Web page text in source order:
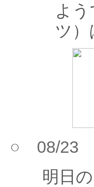
よ
ツ）
○ 08/23
明日